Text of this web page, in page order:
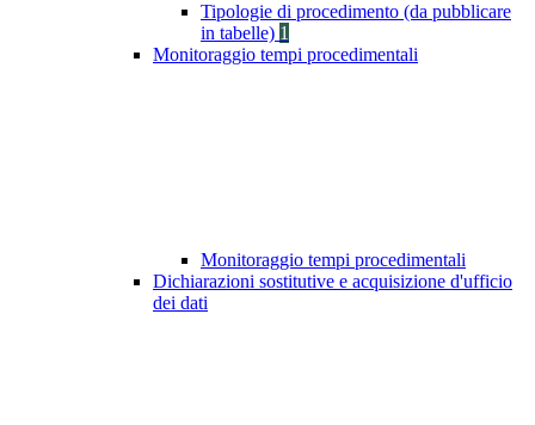
Tipologie di procedimento (da pubblicare
in tabelle) 1
Monitoraggio tempi procedimentali
Monitoraggio tempi procedimentali
Dichiarazioni sostitutive e acquisizione d'ufficio
dei dati